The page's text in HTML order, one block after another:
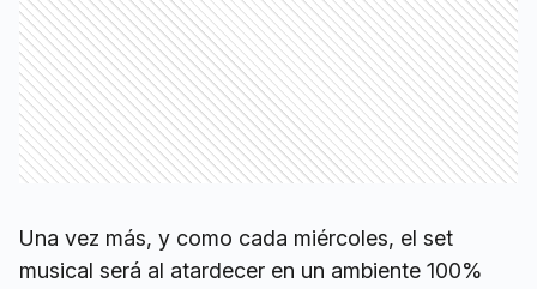
Una vez más, y como cada miércoles, el set
musical será al atardecer en un ambiente 100%